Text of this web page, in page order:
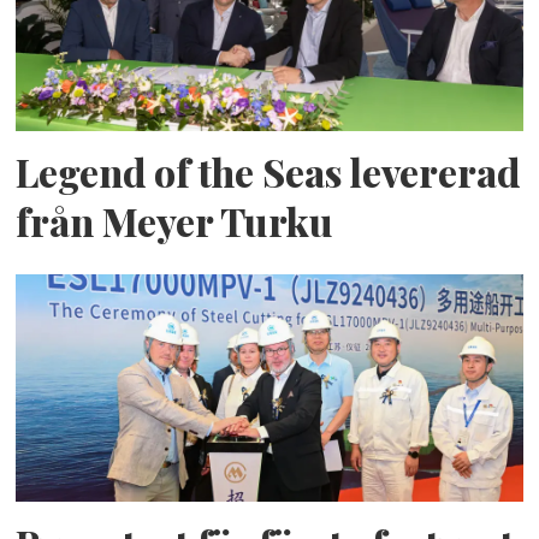
Legend of the Seas levererad
från Meyer Turku